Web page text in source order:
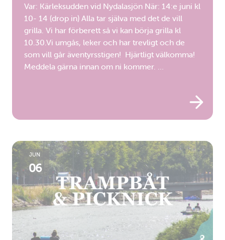
Var: Kärleksudden vid Nydalasjön När: 14:e juni kl
10- 14 (drop in) Alla tar själva med det de vill
grilla. Vi har förberett så vi kan börja grilla kl
10.30.Vi umgås, leker och har trevligt och de
som vill går äventyrsstigen! Hjärtligt välkomma!
Meddela gärna innan om ni kommer. …
JUN
06